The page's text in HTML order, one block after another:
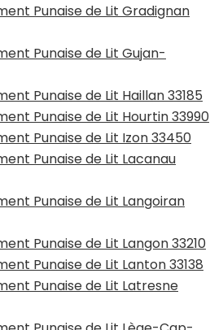
Punaise de Lit Gradignan
Punaise de Lit Gujan-
Punaise de Lit Haillan 33185
Punaise de Lit Hourtin 33990
Punaise de Lit Izon 33450
Punaise de Lit Lacanau
Punaise de Lit Langoiran
Punaise de Lit Langon 33210
Punaise de Lit Lanton 33138
Punaise de Lit Latresne